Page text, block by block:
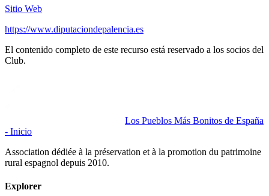
Sitio Web
https://www.diputaciondepalencia.es
El contenido completo de este recurso está reservado a los socios del
Club.
Los Pueblos Más Bonitos de España
- Inicio
Association dédiée à la préservation et à la promotion du patrimoine
rural espagnol depuis 2010.
Explorer